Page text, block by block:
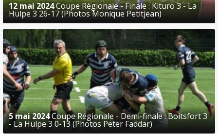
12 mai 2024Coupe Régionale - Finale : Kituro 3 - La
Hulpe 3 26-17 (Photos Monique Petitjean)
5 mai 2024Coupe Régionale - Demi-finale : Boitsfort 3
- La Hulpe 3 0-13 (Photos Peter Faddar)